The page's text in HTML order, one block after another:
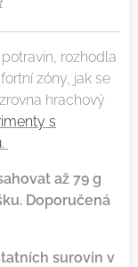
rozhodla
zóny, jak se
hrachový
s
až 79 g
Doporučená
surovin v